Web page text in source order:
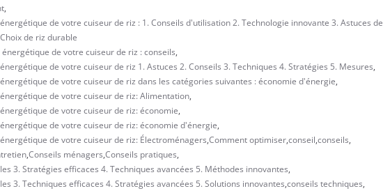
,
de votre cuiseur de riz : 1. Conseils d'utilisation 2. Technologie innovante 3. Astuces de
de riz durable
de votre cuiseur de riz : conseils,
de votre cuiseur de riz 1. Astuces 2. Conseils 3. Techniques 4. Stratégies 5. Mesures,
de votre cuiseur de riz dans les catégories suivantes : économie d'énergie,
de votre cuiseur de riz: Alimentation,
de votre cuiseur de riz: économie,
de votre cuiseur de riz: économie d'énergie,
de votre cuiseur de riz: Électroménagers,Comment optimiser,conseil,conseils,
,Conseils ménagers,Conseils pratiques,
3. Stratégies efficaces 4. Techniques avancées 5. Méthodes innovantes,
3. Techniques efficaces 4. Stratégies avancées 5. Solutions innovantes,conseils techniques,